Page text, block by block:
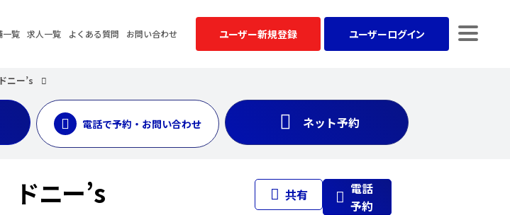
一覧 求人一覧 よくある質問 お問い合わせ ユーザー新規登録 ユーザーログイン
ニー’s
ネット予約
電話で予約・お問い合わせ
ドニー’s 共有
電話
予約